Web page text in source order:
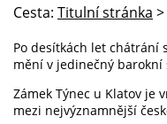
Okolí turistika
Kalendář akcí
Praktické informace
Cesta: Titulní stránka >
Po desítkách let chátrání
mění v jedinečný barokní
Zámek Týnec u Klatov je
mezi nejvýznamnější